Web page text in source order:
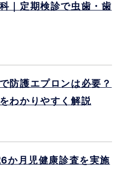
｜定期検診で虫歯・歯
防護エプロンは必要？
わかりやすく解説
6か月児健康診査を実施